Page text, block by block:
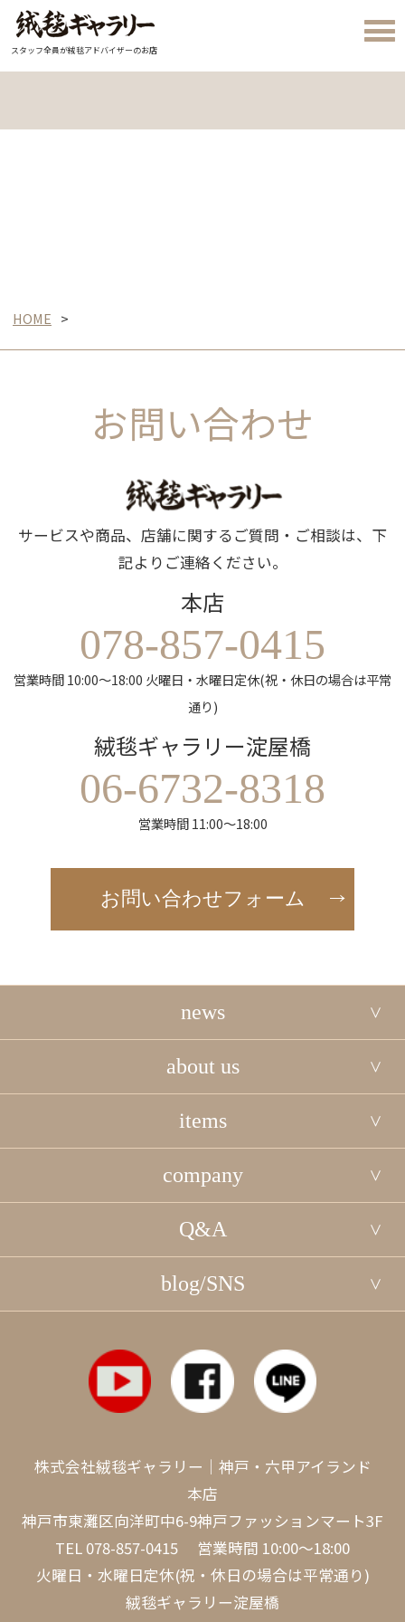
スタッフ全員が絨毯アドバイザーのお店
HOME
お問い合わせ
サービスや商品、店舗に関するご質問・ご相談は、下
記よりご連絡ください。
本店
078-857-0415
営業時間 10:00～18:00 火曜日・水曜日定休(祝・休日の場合は平常
通り)
絨毯ギャラリー淀屋橋
06-6732-8318
営業時間 11:00～18:00
お問い合わせフォーム
news
about us
items
company
Q&A
blog/SNS
株式会社絨毯ギャラリー｜神戸・六甲アイランド
本店
神戸市東灘区向洋町中6-9神戸ファッションマート3F
TEL 078-857-0415 営業時間 10:00～18:00
火曜日・水曜日定休(祝・休日の場合は平常通り)
絨毯ギャラリー淀屋橋